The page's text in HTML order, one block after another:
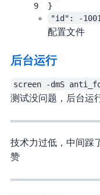
9
}
"id": -
配置文件
后台运行
screen -dmS
测试没问题，后台运
技术力过低，中间踩
赞~